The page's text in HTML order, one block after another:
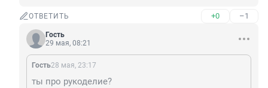
ОТВЕТИТЬ +0 –1
Гость
29 мая, 08:21
Гость28 мая, 23:17
ты про рукоделие?